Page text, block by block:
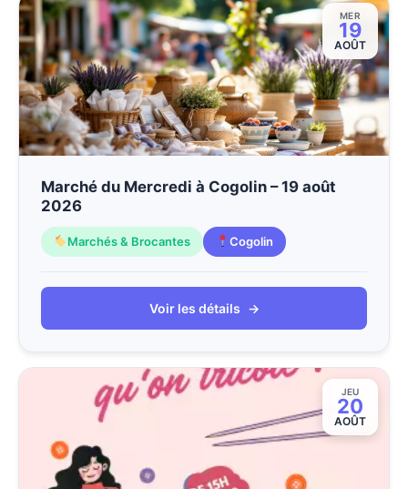
MER
19
AOÛT
Marché du Mercredi à Cogolin – 19 août
2026
Marchés & Brocantes Cogolin
Voir les détails →
JEU
20
AOÛT